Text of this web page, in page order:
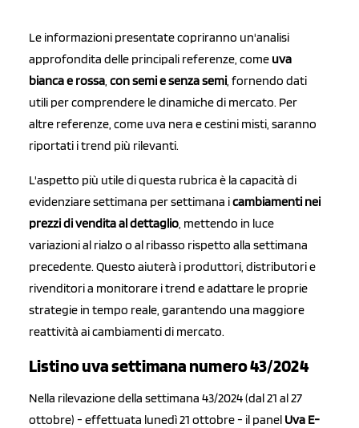
Le informazioni presentate copriranno un'analisi
approfondita delle principali referenze, come uva
bianca e rossa, con semi e senza semi, fornendo dati
utili per comprendere le dinamiche di mercato. Per
altre referenze, come uva nera e cestini misti, saranno
riportati i trend più rilevanti.
L'aspetto più utile di questa rubrica è la capacità di
evidenziare settimana per settimana icambiamenti nei
prezzi di vendita al dettaglio, mettendo in luce
variazioni al rialzo o al ribasso rispetto alla settimana
precedente. Questo aiuterà i produttori, distributori e
rivenditori a monitorare i trend e adattare le proprie
strategie in tempo reale, garantendo una maggiore
reattività ai cambiamenti di mercato.
Listino uva settimana numero 43/2024
Nella rilevazione della settimana 43/2024 (dal 21 al 27
ottobre) - effettuata lunedì 21 ottobre - il panel Uva E-